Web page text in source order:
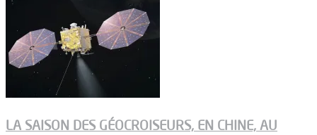
LA SAISON DES GÉOCROISEURS, EN CHINE, AU